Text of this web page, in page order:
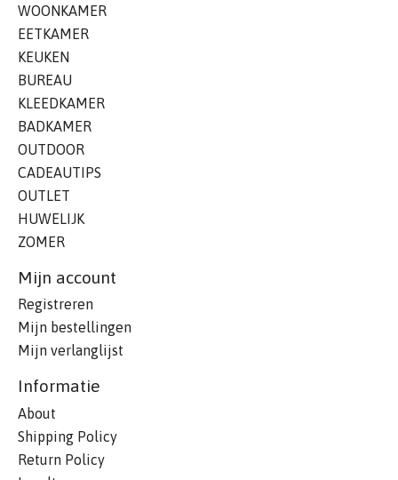
WOONKAMER
EETKAMER
KEUKEN
BUREAU
KLEEDKAMER
BADKAMER
OUTDOOR
CADEAUTIPS
OUTLET
HUWELIJK
ZOMER
Mijn account
Registreren
Mijn bestellingen
Mijn verlanglijst
Informatie
About
Shipping Policy
Return Policy